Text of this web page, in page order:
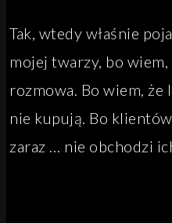
Tak, wtedy właśnie
mojej twarzy, bo wiem,
rozmowa. Bo wiem,
nie kupują. Bo
zaraz … nie obchodzi